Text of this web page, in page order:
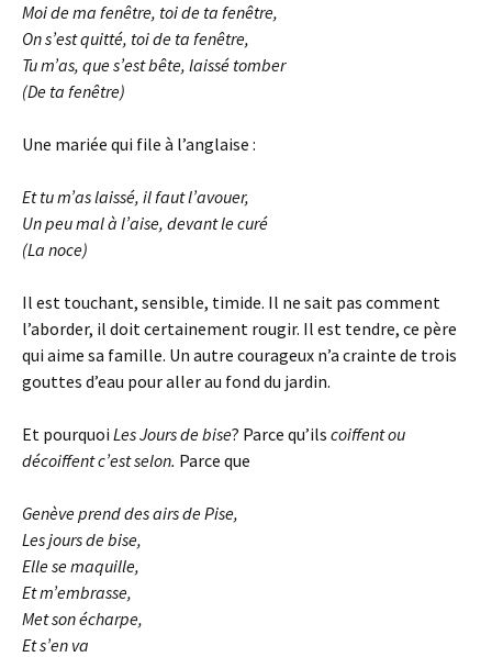
Moi de ma fenêtre, toi de ta fenêtre,
On s’est quitté, toi de ta fenêtre,
Tu m’as, que s’est bête, laissé tomber
(De ta fenêtre)
Une mariée qui file à l’anglaise :
Et tu m’as laissé, il faut l’avouer,
Un peu mal à l’aise, devant le curé
(La noce)
Il est touchant, sensible, timide. Il ne sait pas comment
l’aborder, il doit certainement rougir. Il est tendre, ce père
qui aime sa famille. Un autre courageux n’a crainte de trois
gouttes d’eau pour aller au fond du jardin.
Et pourquoi Les Jours de bise? Parce qu’ils coiffent ou
décoiffent c’est selon. Parce que
Genève prend des airs de Pise,
Les jours de bise,
Elle se maquille,
Et m’embrasse,
Met son écharpe,
Et s’en va